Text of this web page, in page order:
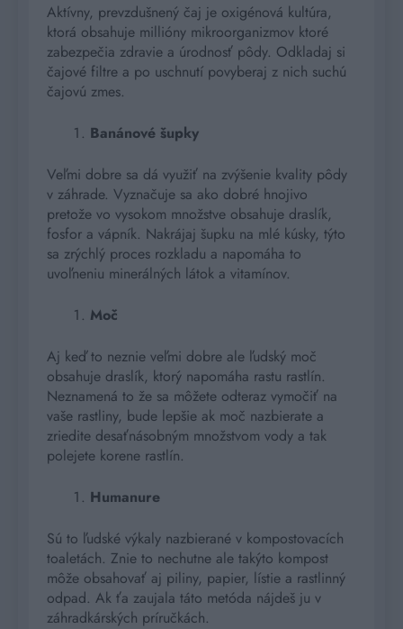
Aktívny, prevzdušnený čaj je oxigénová kultúra,
ktorá obsahuje millióny mikroorganizmov ktoré
zabezpečia zdravie a úrodnosť pôdy. Odkladaj si
čajové filtre a po uschnutí povyberaj z nich suchú
čajovú zmes.
Banánové šupky
Veľmi dobre sa dá využiť na zvýšenie kvality pôdy
v záhrade. Vyznačuje sa ako dobré hnojivo
pretože vo vysokom množstve obsahuje draslík,
fosfor a vápník. Nakrájaj šupku na mlé kúsky, týto
sa zrýchlý proces rozkladu a napomáha to
uvoľneniu minerálných látok a vitamínov.
Moč
Aj keď to neznie veľmi dobre ale ľudský moč
obsahuje draslík, ktorý napomáha rastu rastlín.
Neznamená to že sa môžete odteraz vymočiť na
vaše rastliny, bude lepšie ak moč nazbierate a
zriedite desaťnásobným množstvom vody a tak
polejete korene rastlín.
Humanure
Sú to ľudské výkaly nazbierané v kompostovacích
toaletách. Znie to nechutne ale takýto kompost
môže obsahovať aj piliny, papier, lístie a rastlinný
odpad. Ak ťa zaujala táto metóda nájdeš ju v
záhradkárských príručkách.